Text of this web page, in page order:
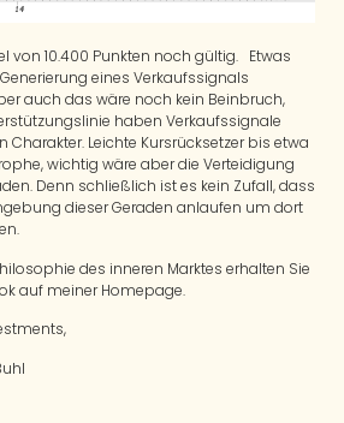
von 10.400 Punkten noch gültig. Etwas
eines Verkaufssignals
auch das wäre noch kein Beinbruch,
haben Verkaufssignale
Charakter. Leichte Kursrücksetzer bis etwa
wichtig wäre aber die Verteidigung
Denn schließlich ist es kein Zufall, dass
dieser Geraden anlaufen um dort
des inneren Marktes erhalten Sie
auf meiner Homepage.